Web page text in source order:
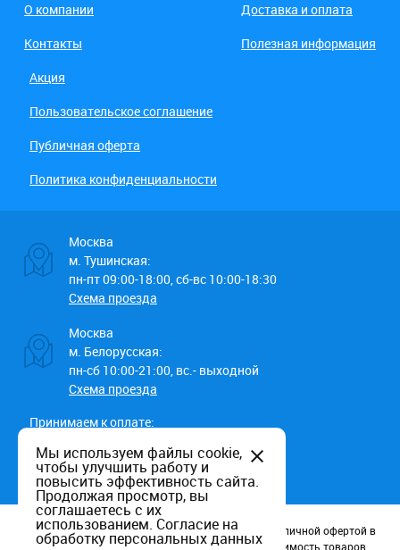
О компании
Доставка и оплата
Контакты
Полезная информация
Акция
Пользовательское соглашение
Публичная оферта
Политика конфиденциальности
Москва
м. Тушинская:
пн-пт 09:00-18:00, сб-вс 10:00-18:30
Схема проезда
Москва
м. Белорусская:
пн-сб 10:00-21:00, вс.- выходной
Схема проезда
Принимаем к оплате:
Данный информационный ресурс не является публичной офертой в
соотв. со статьей 437 (п.2) ГК РФ. Наличие и стоимость товаров
Мы используем файлы cookie,
чтобы улучшить работу и
повысить эффективность сайта.
Продолжая просмотр, вы
соглашаетесь с их
использованием. Согласие на
обработку персональных данных